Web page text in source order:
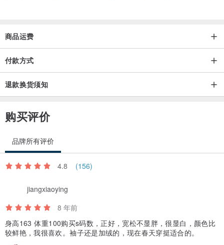
商品运费
付款方式
退款换货须知
购买评价
品牌所有评价
4.8 (156)
jiangxiaoying
8 年前
身高163 体重100购买s码数，正好，宽松不显胖，很显白，颜色比
较鲜艳，我很喜欢。袖子还是加绒的，现在春天穿挺适合的。